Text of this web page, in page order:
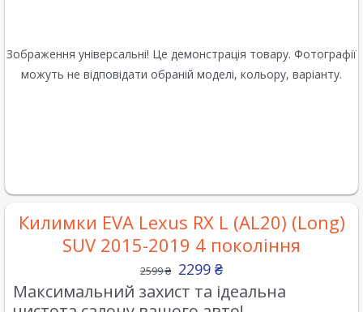
Зображення універсальні! Це демонстрація товару. Фотографії
можуть не відповідати обраній моделі, кольору, варіанту.
Килимки EVA Lexus RX L (AL20) (Long)
SUV 2015-2019 4 покоління
2599₴ 2299 ₴
Максимальний захист та ідеальна